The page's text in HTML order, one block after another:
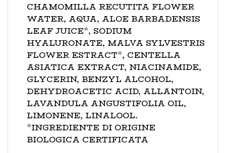
CHAMOMILLA RECUTITA FLOWER
WATER, AQUA, ALOE BARBADENSIS
LEAF JUICE*, SODIUM
HYALURONATE, MALVA SYLVESTRIS
FLOWER ESTRACT*, CENTELLA
ASIATICA EXTRACT, NIACINAMIDE,
GLYCERIN, BENZYL ALCOHOL,
DEHYDROACETIC ACID, ALLANTOIN,
LAVANDULA ANGUSTIFOLIA OIL,
LIMONENE, LINALOOL.
*INGREDIENTE DI ORIGINE
BIOLOGICA CERTIFICATA